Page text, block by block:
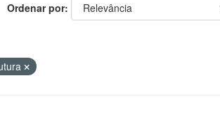
Ordenar por